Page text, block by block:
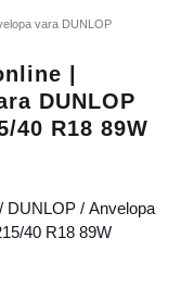
vara DUNLOP
|
DUNLOP
40 R18 89W
/ DUNLOP / Anvelopa
40 R18 89W